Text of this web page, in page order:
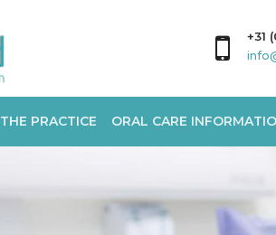
+31
THE PRACTICE ORAL CARE